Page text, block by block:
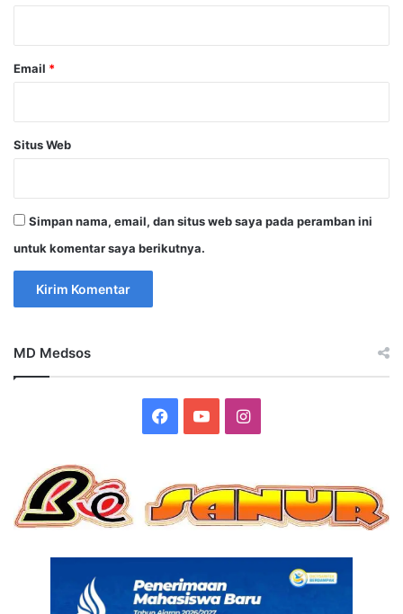
Email *
Situs Web
Simpan nama, email, dan situs web saya pada peramban ini
untuk komentar saya berikutnya.
MD Medsos
Facebook
YouTubeInstagram